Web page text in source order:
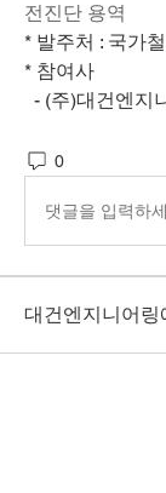
전진단 용역
* 발주처 : 국가
* 참여사
- (주)대건엔지
0
댓글을 입력하세
대건엔지니어링